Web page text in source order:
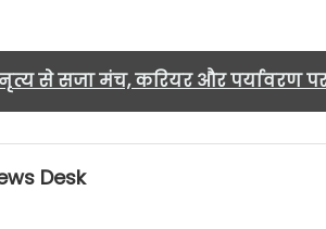
से सजा मंच, करियर और पर्यावरण पर
Desk